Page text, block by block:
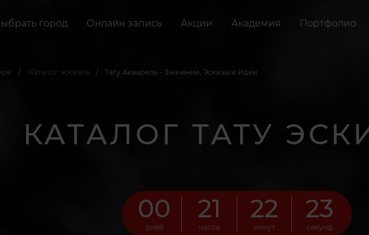
город Онлайн запись Акции Академия Портфолио
Каталог эскизов Тату Акварель - Значение, Эскизы и Идеи
КАТАЛОГ ТАТУ
00
дней
21
часов
22
минут
22
секунд